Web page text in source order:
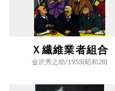
Ｘ繊維業者組合
金沢秀之助/1953(昭和28)